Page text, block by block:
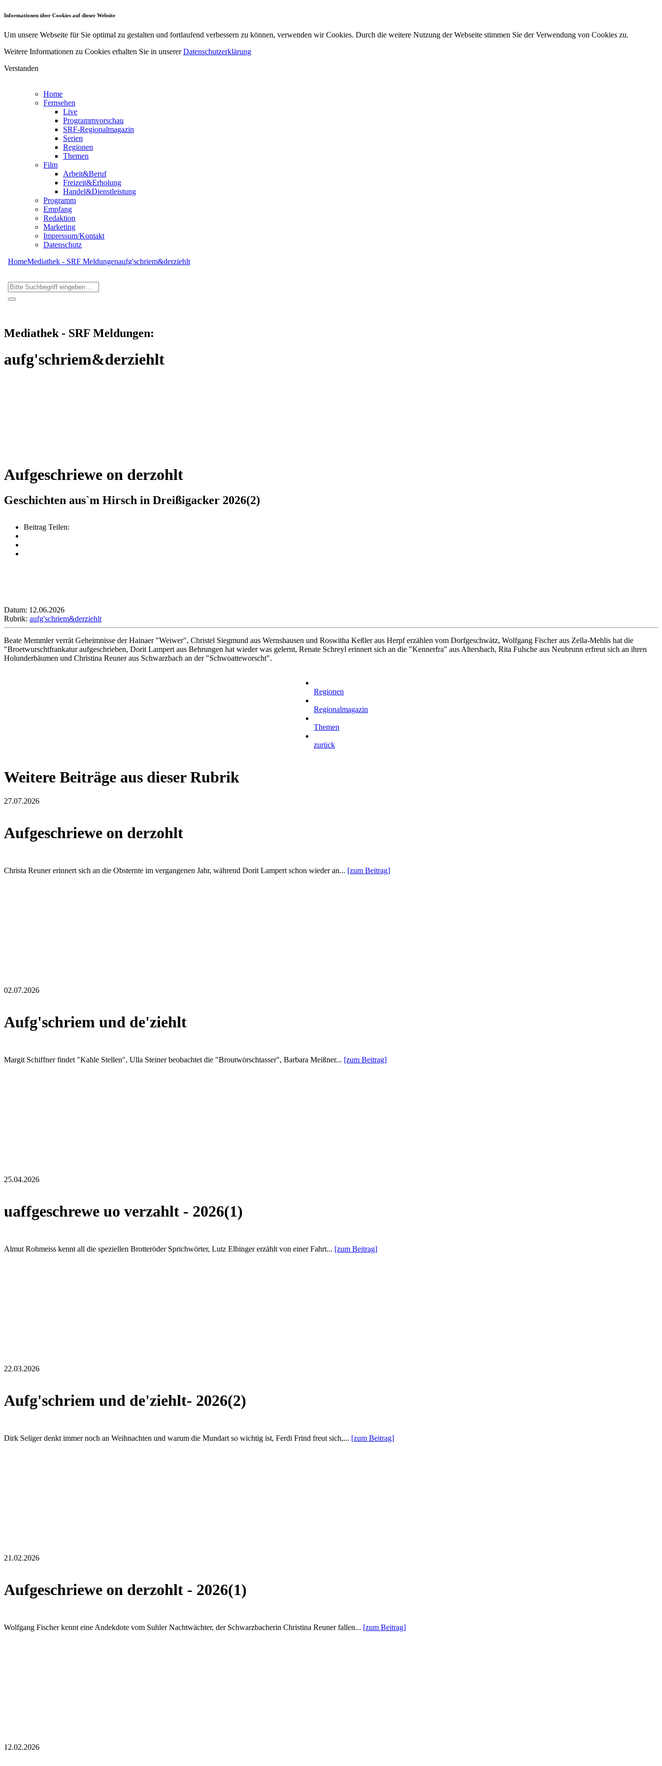
Informationen über Cookies auf dieser Website
Um unsere Webseite für Sie optimal zu gestalten und fortlaufend verbessern zu können, verwenden wir Cookies. Durch die weitere Nutzung der Webseite stimmen Sie der Verwendung von Cookies zu.
Weitere Informationen zu Cookies erhalten Sie in unsererDatenschutzerklärung
Verstanden
Home
Fernsehen
Live
Programmvorschau
SRF-Regionalmagazin
Serien
Regionen
Themen
Film
Arbeit&Beruf
Freizeit&Erholung
Handel&Dienstleistung
Programm
Empfang
Redaktion
Marketing
Impressum/Kontakt
Datenschutz
HomeMediathek - SRF Meldungenaufg'schriem&derziehlt
Mediathek - SRF Meldungen:
aufg'schriem&derziehlt
Aufgeschriewe on derzohlt
Geschichten aus`m Hirsch in Dreißigacker 2026(2)
Beitrag Teilen:
Datum: 12.06.2026
Rubrik: aufg'schriem&derziehlt
Beate Memmler verrät Geheimnisse der Hainaer "Weiwer", Christel Siegmund aus Wernshausen und Roswitha Keßler aus Herpf erzählen vom Dorfgeschwätz, Wolfgang Fischer aus Zella-Mehlis hat die
"Broetwurschtfrankatur aufgeschrieben, Dorit Lampert aus Behrungen hat wieder was gelernt, Renate Schreyl erinnert sich an die "Kennerfra" aus Altersbach, Rita Fulsche aus Neubrunn erfreut sich an ihren
Holunderbäumen und Christina Reuner aus Schwarzbach an der "Schwoatteworscht".
Regionen
Regionalmagazin
Themen
zurück
Weitere Beiträge aus dieser Rubrik
27.07.2026
Aufgeschriewe on derzohlt
Christa Reuner erinnert sich an die Obsternte im vergangenen Jahr, während Dorit Lampert schon wieder an... [zum Beitrag]
02.07.2026
Aufg'schriem und de'ziehlt
Margit Schiffner findet "Kahle Stellen", Ulla Steiner beobachtet die "Broutwörschtasser", Barbara Meißner... [zum Beitrag]
25.04.2026
uaffgeschrewe uo verzahlt - 2026(1)
Almut Rohmeiss kennt all die speziellen Brotteröder Sprichwörter, Lutz Elbinger erzählt von einer Fahrt... [zum Beitrag]
22.03.2026
Aufg'schriem und de'ziehlt- 2026(2)
Dirk Seliger denkt immer noch an Weihnachten und warum die Mundart so wichtig ist, Ferdi Frind freut sich,... [zum Beitrag]
21.02.2026
Aufgeschriewe on derzohlt - 2026(1)
Wolfgang Fischer kennt eine Andekdote vom Suhler Nachtwächter, der Schwarzbacherin Christina Reuner fallen... [zum Beitrag]
12.02.2026